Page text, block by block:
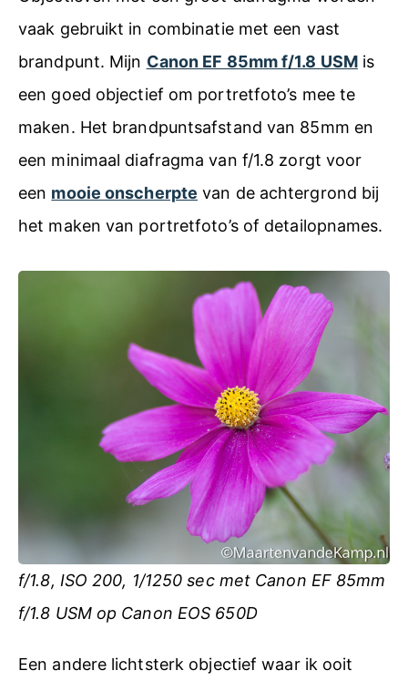
vaak gebruikt in combinatie met een vast
brandpunt. Mijn Canon EF 85mm f/1.8 USMis
een goed objectief om portretfoto’s mee te
maken. Het brandpuntsafstand van 85mm en
een minimaal diafragma van f/1.8 zorgt voor
een mooie onscherpte van de achtergrond bij
het maken van portretfoto’s of detailopnames.
f/1.8, ISO 200, 1/1250 sec met Canon EF 85mm
f/1.8 USM op Canon EOS 650D
Een andere lichtsterk objectief waar ik ooit